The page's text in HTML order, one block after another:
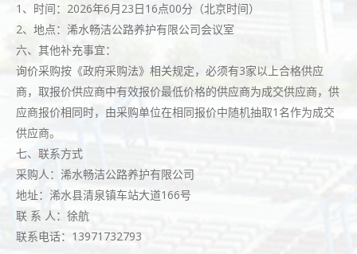
1、时间：2026年6月23日16点00分（北京时间）
2、地点：浠水畅洁公路养护有限公司会议室
六、其他补充事宜：
询价采购按《政府采购法》相关规定，必须有3家以上合格供应
商，取报价供应商中有效报价最低价格的供应商为成交供应商，供
应商报价相同时，由采购单位在相同报价中随机抽取1名作为成交
供应商。
七、联系方式
采购人：浠水畅洁公路养护有限公司
地址：浠水县清泉镇车站大道166号
联 系 人：徐航
联系电话：13971732793